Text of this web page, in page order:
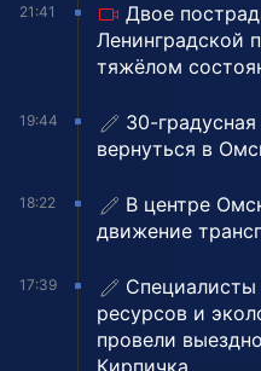
21:41
Двое
Ленинградской
тяжёлом
19:44
30-
вернуться в
18:22
В центре
движение
17:39
ресурсов и
провели